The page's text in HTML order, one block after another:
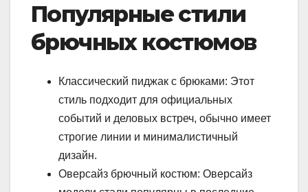
Популярные стили
брючных костюмов
Классический пиджак с брюками: Этот
стиль подходит для официальных
событий и деловых встреч, обычно имеет
строгие линии и минималистичный
дизайн.
Оверсайз брючный костюм: Оверсайз